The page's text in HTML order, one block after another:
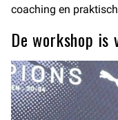
coaching en
De workshop is